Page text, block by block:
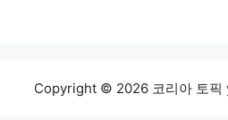
Copyright © 2026 코리아 토픽